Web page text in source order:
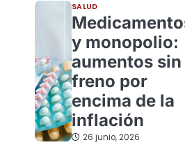
SALUD
y monopolio:
aumentos sin
freno por
encima de la
inflación
26 junio, 2026